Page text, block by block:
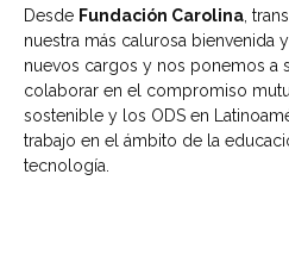
Desde Fundación Carolina,
nuestra más calurosa bienvenida
nuevos cargos y nos ponemos a
colaborar en el compromiso
sostenible y los ODS en
trabajo en el ámbito de la
tecnología.